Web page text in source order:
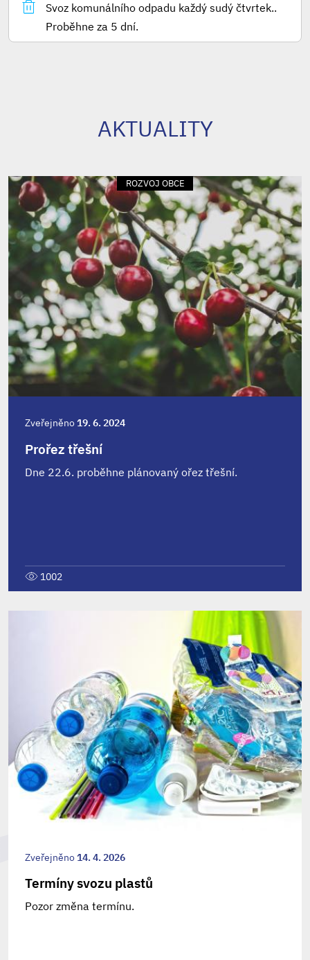
Svoz komunálního odpadu každý sudý čtvrtek..
Proběhne za 5 dní.
AKTUALITY
ROZVOJ OBCE
Zveřejněno19. 6. 2024
Prořez třešní
Dne 22.6. proběhne plánovaný ořez třešní.
1002
Zveřejněno14. 4. 2026
Termíny svozu plastů
Pozor změna termínu.